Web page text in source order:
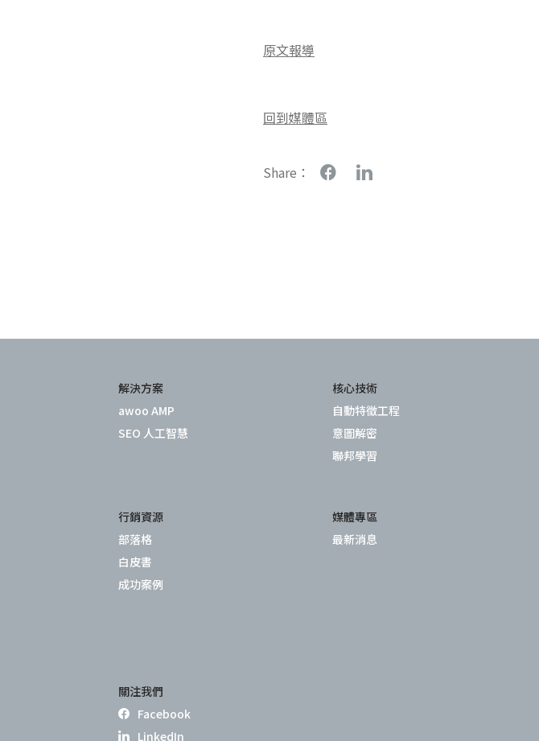
原文報導
回到媒體區
Share：
解決方案
awoo AMP
SEO 人工智慧
核心技術
自動特徵工程
意圖解密
聯邦學習
行銷資源
部落格
白皮書
成功案例
媒體專區
最新消息
關注我們
Facebook
LinkedIn